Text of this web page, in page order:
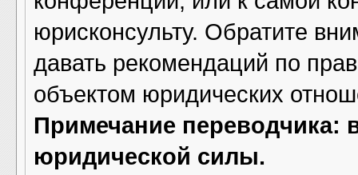
юрисконсульту. Обратите
давать рекомендаций по
объектом юридических
Примечание переводчика:
юридической силы.